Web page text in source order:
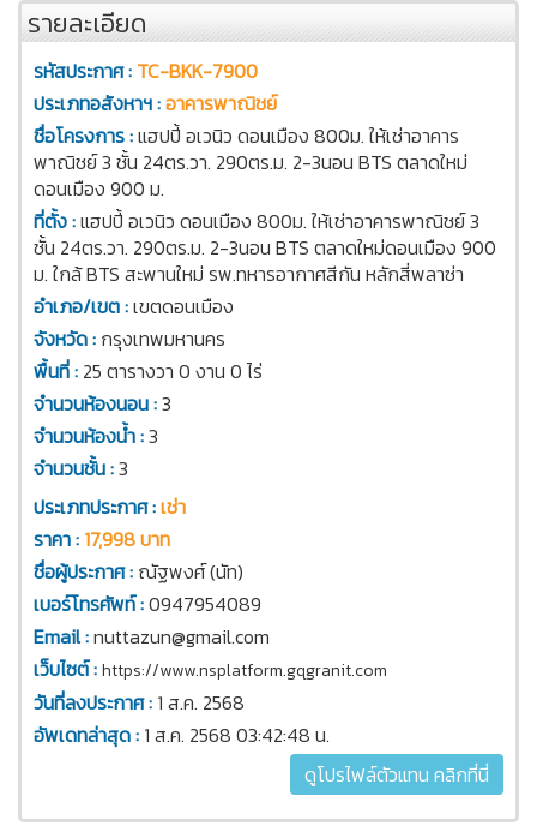
รายละเอียด
รหัสประกาศ : TC-BKK-7900
ประเภทอสังหาฯ :อาคารพาณิชย์
ชื่อโครงการ :แฮปปี้ อเวนิว ดอนเมือง 800ม. ให้เช่าอาคาร
พาณิชย์ 3 ชั้น 24ตร.วา. 290ตร.ม. 2-3นอน BTS ตลาดใหม่
ดอนเมือง 900 ม.
ที่ตั้ง :แฮปปี้ อเวนิว ดอนเมือง 800ม. ให้เช่าอาคารพาณิชย์ 3
ชั้น 24ตร.วา. 290ตร.ม. 2-3นอน BTS ตลาดใหม่ดอนเมือง 900
ม. ใกล้ BTS สะพานใหม่ รพ.ทหารอากาศสีกัน หลักสี่พลาซ่า
อำเภอ/เขต :เขตดอนเมือง
จังหวัด : กรุงเทพมหานคร
พื้นที่ : 25 ตารางวา 0 งาน 0 ไร่
จำนวนห้องนอน :3
จำนวนห้องน้ำ :3
จำนวนชั้น :3
ประเภทประกาศ :เช่า
ราคา : 17,998 บาท
ชื่อผู้ประกาศ : ณัฐพงศ์ (นัท)
เบอร์โทรศัพท์ :0947954089
Email :nuttazun@gmail.com
เว็บไซต์ :https://www.nsplatform.gqgranit.com
วันที่ลงประกาศ : 1 ส.ค. 2568
อัพเดทล่าสุด : 1 ส.ค. 2568 03:42:48 น.
ดูโปรไฟล์ตัวแทน คลิกที่นี่